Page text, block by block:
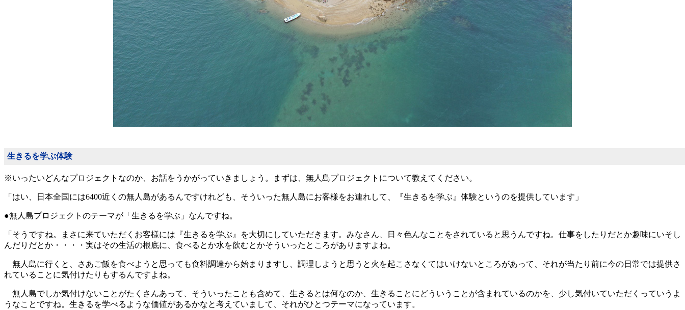
生きるを学ぶ体験
※いったいどんなプロジェクトなのか、お話をうかがっていきましょう。まずは、無人島プロジェクトについて教えてください。
「はい、日本全国には6400近くの無人島があるんですけれども、そういった無人島にお客様をお連れして、『生きるを学ぶ』体験というのを提供しています」
●無人島プロジェクトのテーマが「生きるを学ぶ」なんですね。
「そうですね。まさに来ていただくお客様には『生きるを学ぶ』を大切にしていただきます。みなさん、日々色んなことをされていると思うんですね。仕事をしたりだとか趣味にいそし
んだりだとか・・・・実はその生活の根底に、食べるとか水を飲むとかそういったところがありますよね。
無人島に行くと、さあご飯を食べようと思っても食料調達から始まりますし、調理しようと思うと火を起こさなくてはいけないところがあって、それが当たり前に今の日常では提供さ
れていることに気付けたりもするんですよね。
無人島でしか気付けないことがたくさんあって、そういったことも含めて、生きるとは何なのか、生きることにどういうことが含まれているのかを、少し気付いていただくっていうよ
うなことですね。生きるを学べるような価値があるかなと考えていまして、それがひとつテーマになっています。